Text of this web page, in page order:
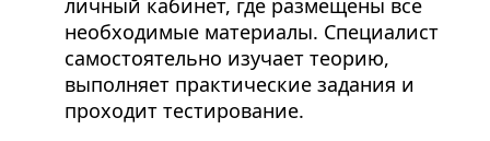
необходимые материалы. Специалист
самостоятельно изучает теорию,
выполняет практические задания и
проходит тестирование.